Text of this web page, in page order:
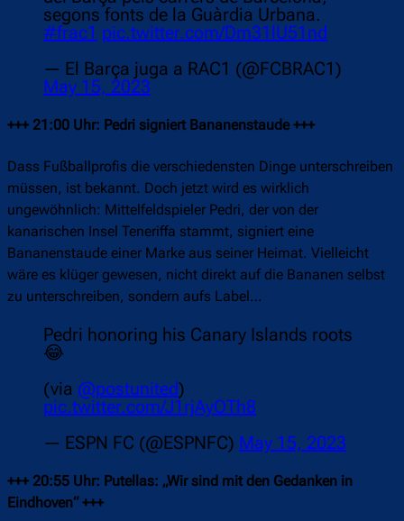
segons fonts de la Guàrdia Urbana.
#frac1 pic.twitter.com/Dm31lU51nd
— El Barça juga a RAC1 (@FCBRAC1)
May 15, 2023
+++ 21:00 Uhr: Pedri signiert Bananenstaude +++
Dass Fußballprofis die verschiedensten Dinge unterschreiben
müssen, ist bekannt. Doch jetzt wird es wirklich
ungewöhnlich: Mittelfeldspieler Pedri, der von der
kanarischen Insel Teneriffa stammt, signiert eine
Bananenstaude einer Marke aus seiner Heimat. Vielleicht
wäre es klüger gewesen, nicht direkt auf die Bananen selbst
zu unterschreiben, sondern aufs Label…
Pedri honoring his Canary Islands roots
😂
(via @postunited)
pic.twitter.com/J1rjAyOTh8
— ESPN FC (@ESPNFC) May 15, 2023
+++ 20:55 Uhr: Putellas: „Wir sind mit den Gedanken in
Eindhoven“ +++